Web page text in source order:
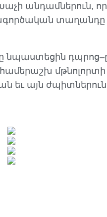
անդամներուն,
նպաստեցին
մթնոլորտի
եւ այն